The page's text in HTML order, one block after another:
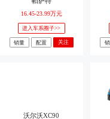
16.45-23.99万元
进入车系圈子>>
销量 配置 关注
沃尔沃XC90